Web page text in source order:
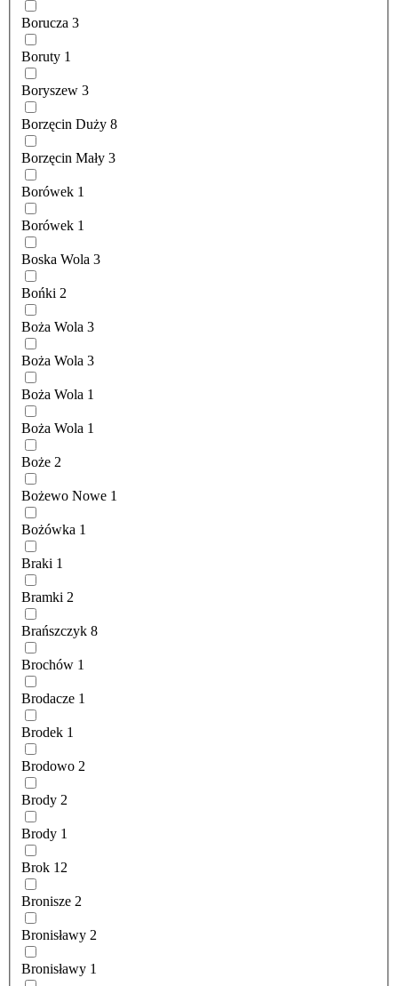
Borucza 3
Boruty 1
Boryszew 3
Borzęcin Duży 8
Borzęcin Mały 3
Borówek 1
Borówek 1
Boska Wola 3
Bońki 2
Boża Wola 3
Boża Wola 3
Boża Wola 1
Boża Wola 1
Boże 2
Bożewo Nowe 1
Bożówka 1
Braki 1
Bramki 2
Brańszczyk 8
Brochów 1
Brodacze 1
Brodek 1
Brodowo 2
Brody 2
Brody 1
Brok 12
Bronisze 2
Bronisławy 2
Bronisławy 1